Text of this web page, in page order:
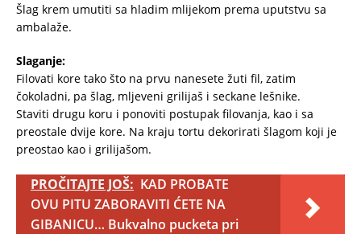
Šlag krem umutiti sa hladim mlijekom prema uputstvu sa
ambalaže.
Slaganje:
Filovati kore tako što na prvu nanesete žuti fil, zatim
čokoladni, pa šlag, mljeveni grilijaš i seckane lešnike.
Staviti drugu koru i ponoviti postupak filovanja, kao i sa
preostale dvije kore. Na kraju tortu dekorirati šlagom koji je
preostao kao i grilijašom.
PROČITAJTE JOŠ: KAD PROBATE
OVU PITU ZABORAVITI ĆETE NA
GIBANICU… Bukvalno pucketa pri